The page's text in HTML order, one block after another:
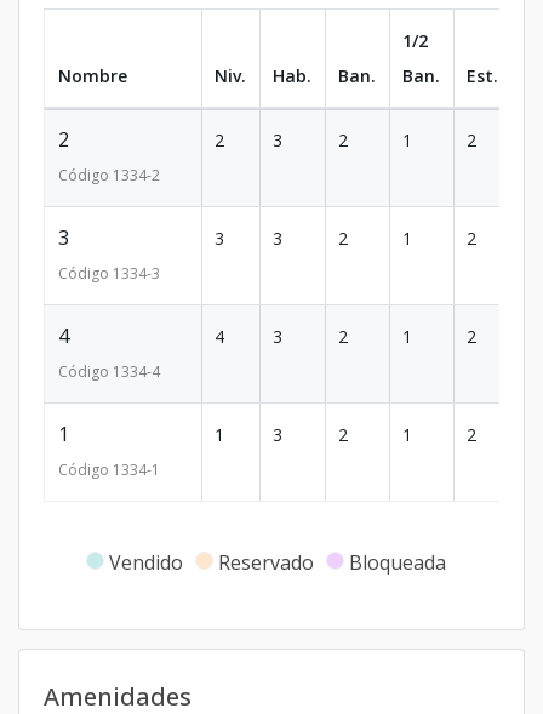
Nombre Niv. Hab. Ban.
1/2
Ban.
Est.
2
Código 1334-2
2 3 2 1 2
3
Código 1334-3
3 3 2 1 2
4
Código 1334-4
4 3 2 1 2
1
Código 1334-1
1 3 2 1 2
Vendido Reservado Bloqueada
Amenidades